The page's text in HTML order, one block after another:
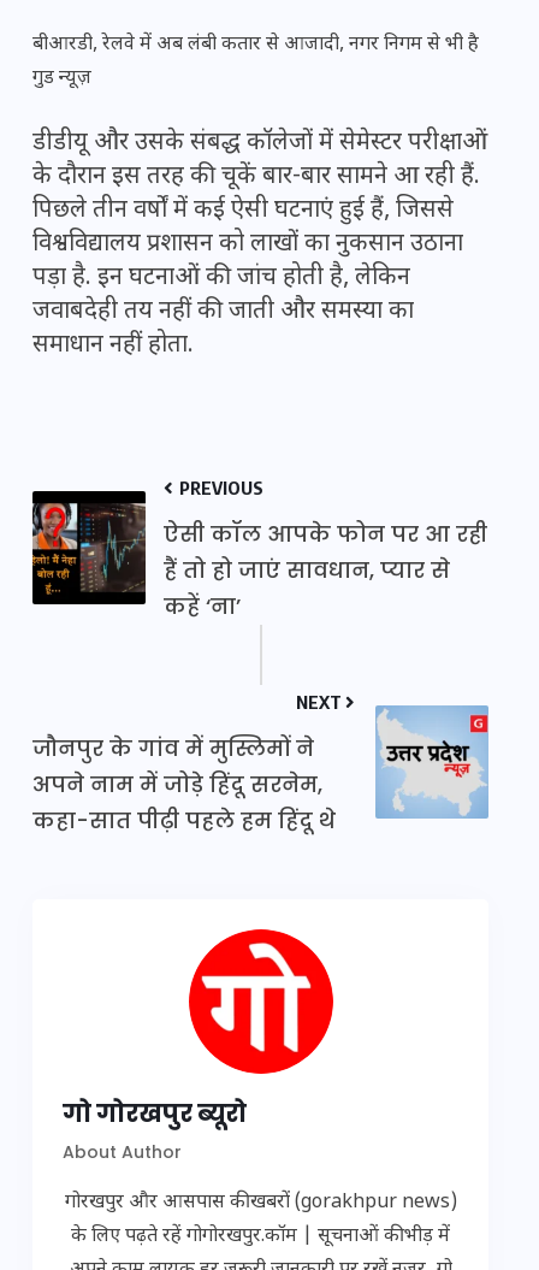
बीआरडी, रेलवे में अब लंबी कतार से आजादी, नगर निगम से भी है
गुड न्यूज़
डीडीयू और उसके संबद्ध कॉलेजों में सेमेस्टर परीक्षाओं
के दौरान इस तरह की चूकें बार-बार सामने आ रही हैं.
पिछले तीन वर्षों में कई ऐसी घटनाएं हुई हैं, जिससे
विश्वविद्यालय प्रशासन को लाखों का नुकसान उठाना
पड़ा है. इन घटनाओं की जांच होती है, लेकिन
जवाबदेही तय नहीं की जाती और समस्या का
समाधान नहीं होता.
PREVIOUS
ऐसी कॉल आपके फोन पर आ रही
हैं तो हो जाएं सावधान, प्यार से
कहें ‘ना’
NEXT
जौनपुर के गांव में मुस्लिमों ने
अपने नाम में जोड़े हिंदू सरनेम,
कहा-सात पीढ़ी पहले हम हिंदू थे
गो गोरखपुर ब्यूरो
About Author
गोरखपुर और आसपास की खबरों (gorakhpur news)
के लिए पढ़ते रहें गोगोरखपुर.कॉम | सूचनाओं की भीड़ में